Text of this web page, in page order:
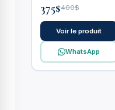
375$400$
Voir le produit
WhatsApp